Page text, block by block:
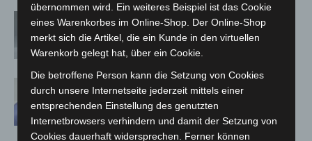
Corona-Schutzmaßnahmen in Schule
und KiTa: vom Land bis Ostern –
Absonderungspflicht läuft aus
Corona-Schutzmaßnahmen laufen aus
übernommen wird. Ein weiteres Beispiel ist das Cookie
eines Warenkorbes im Online-Shop. Der Online-Shop
merkt sich die Artikel, die ein Kunde in den virtuellen
Warenkorb gelegt hat, über ein Cookie.
Die betroffene Person kann die Setzung von Cookies
durch unsere Internetseite jederzeit mittels einer
entsprechenden Einstellung des genutzten
Internetbrowsers verhindern und damit der Setzung von
Cookies dauerhaft widersprechen. Ferner können